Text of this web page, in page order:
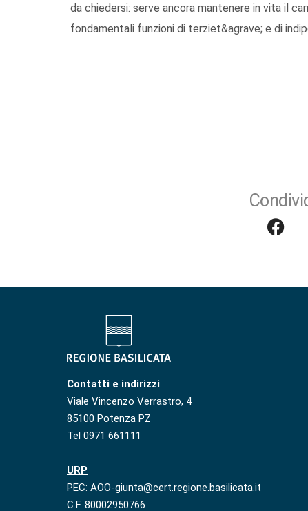
da chiedersi: serve ancora mantenere in vita il
fondamentali funzioni di terziet&agrave; e di
Contatti e indirizzi
Viale Vincenzo Verrastro, 4
85100 Potenza PZ
Tel 0971 661111
URP
PEC: AOO-giunta@cert.regione.basilicata.it
C.F. 80002950766